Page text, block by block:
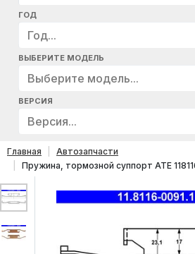
ГОД
Год...
ВЫБЕРИТЕ МОДЕЛЬ
Выберите модель...
ВЕРСИЯ
Версия...
Главная
Автозапчасти
Пружина, тормозной суппорт ATE